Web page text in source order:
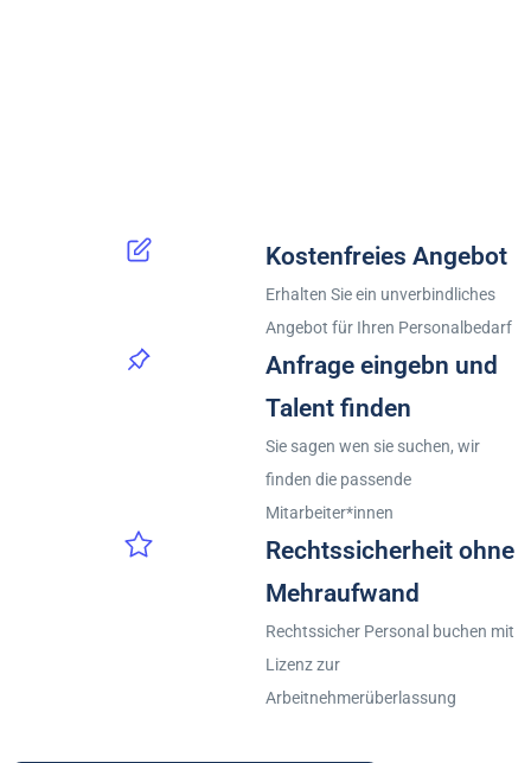
Kostenfreies Angebot
Erhalten Sie ein unverbindliches
Angebot für Ihren Personalbedarf
Anfrage eingebn und
Talent finden
Sie sagen wen sie suchen, wir
finden die passende
Mitarbeiter*innen
Rechtssicherheit ohne
Mehraufwand
Rechtssicher Personal buchen mit
Lizenz zur
Arbeitnehmerüberlassung